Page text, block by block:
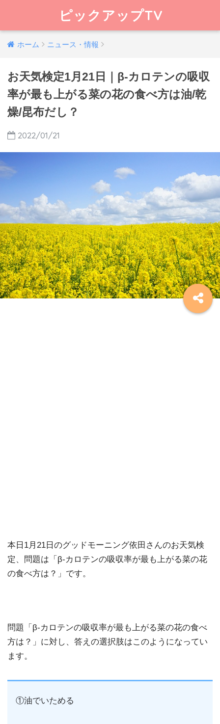
ピックアップTV
ホーム ニュース・情報
お天気検定1月21日｜β-カロテンの吸収
率が最も上がる菜の花の食べ方は油/乾
燥/昆布だし？
2022/01/21
本日1月21日のグッドモーニング依田さんのお天気検
定、問題は「β-カロテンの吸収率が最も上がる菜の花
の食べ方は？」です。
問題「β-カロテンの吸収率が最も上がる菜の花の食べ
方は？」に対し、答えの選択肢はこのようになってい
ます。
①油でいためる